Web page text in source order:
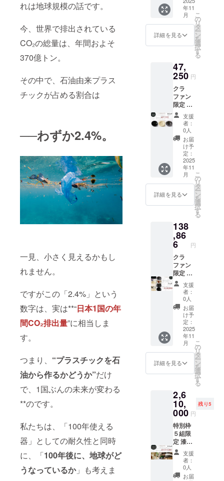
れは地球規模の話です。
今、世界で排出されている
CO₂の総量は、年間およそ
370億トン。
その中で、石油由来プラス
チックが占める割合は
──わずか2.4%。
一見、小さく見えるかもし
れません。
ですがこの「2.4%」という
数字は、実は**“日本1国の年
間CO₂排出量”に相当しま
す。
つまり、 “プラスチックを石
油から作るかどうか”だけ
で、1国ぶんの未来が変わる
**のです。
私たちは、「100年使える
器」としての耐久性と同時
に、「100年後に、地球がど
うなっているか」も考えま
イズ：
φ275×
H11mm
重さ：
320g 素
材：
漆塗り
塗装
（金が
混ざっ
てるデ
ザイン
は剥が
れ防止
のため
表面に
ウレタ
ンコー
ティン
グ）
年11
月
詳細を見る
こ
の
リ
タ
ー
ン
を
選
択
す
る
47,
250 円
クラ
ファン
限定 セ
ンテネ
ディー
ププ
レート
（漆深
皿）全
種類
セット
深皿ス
クープ
サイ
ズ：
φ257×
H50mm
重さ：
350g 生
産地：
日本 素
材：
PLA＋
漆塗り
塗装
（金が
混ざっ
てるデ
ザイン
は剥が
れ防止
のため
表面に
ウレタ
ンコー
ティン
グ）
支援
者：
0人
お届
け予
定：
2025
年11
月
詳細を見る
こ
の
リ
タ
ー
ン
を
選
択
す
る
138
,86
6 円
クラ
ファン
限定 全
種類コ
レク
ター
セット
深皿ス
クープ
サイ
ズ：
φ257×
H50mm
重さ：
350g 生
産地：
皿 サイ
ズ：
φ275×
H11mm
重さ：
320g 素
材：
PLA＋
漆塗り
塗装
（金が
支援
者：
0人
お届
け予
定：
2025
年11
月
詳細を見る
こ
の
リ
タ
ー
ン
を
選
択
す
る
2,6
10,
000 円
残り5
特別枠
５組限
定 漆
オー
ダーメ
イド体
験 約
支援
者：
0人
お届